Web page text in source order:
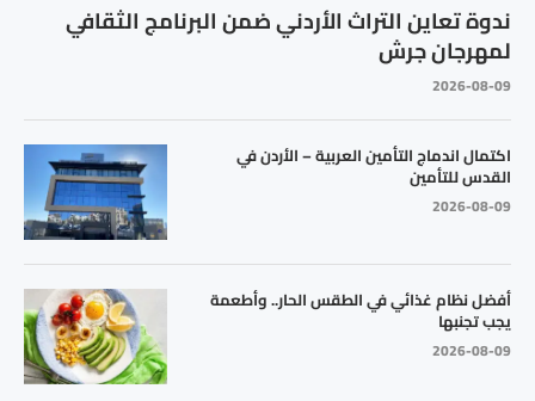
ندوة تعاين التراث الأردني ضمن البرنامج الثقافي
لمهرجان جرش
2026-08-09
اكتمال اندماج التأمين العربية – الأردن في
القدس للتأمين
2026-08-09
أفضل نظام غذائي في الطقس الحار.. وأطعمة
يجب تجنبها
2026-08-09